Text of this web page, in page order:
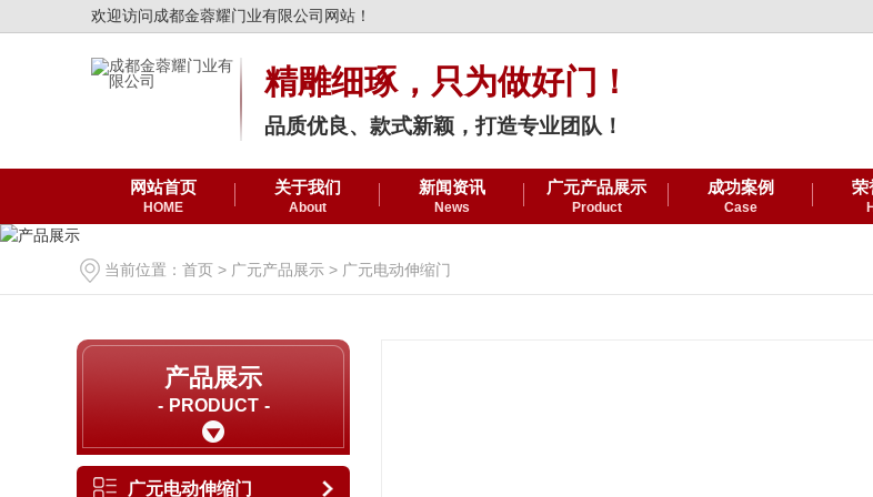
欢迎访问成都金蓉耀门业有限公司网站！
精雕细琢，只为做好门！
品质优良、款式新颖，打造专业团队！
网站首页
HOME
关于我们
About
新闻资讯
News
广元产品展示
Product
成功案例
Case
荣
当前位置： 首页 > 广元产品展示 > 广元电动伸缩门
产品展示
PRODUCT
广元电动伸缩门